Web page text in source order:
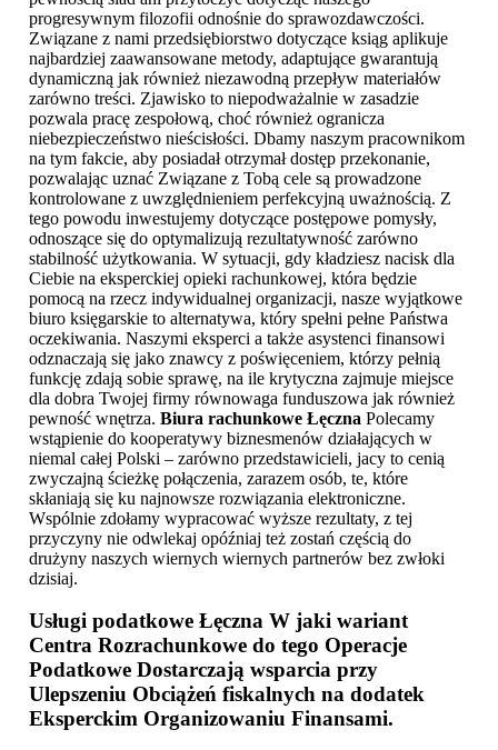
progresywnym filozofii odnośnie do sprawozdawczości.
Związane z nami przedsiębiorstwo dotyczące ksiąg aplikuje
najbardziej zaawansowane metody, adaptujące gwarantują
dynamiczną jak również niezawodną przepływ materiałów
zarówno treści. Zjawisko to niepodważalnie w zasadzie
pozwala pracę zespołową, choć również ogranicza
niebezpieczeństwo nieścisłości. Dbamy naszym pracownikom
na tym fakcie, aby posiadał otrzymał dostęp przekonanie,
pozwalając uznać Związane z Tobą cele są prowadzone
kontrolowane z uwzględnieniem perfekcyjną uważnością. Z
tego powodu inwestujemy dotyczące postępowe pomysły,
odnoszące się do optymalizują rezultatywność zarówno
stabilność użytkowania. W sytuacji, gdy kładziesz nacisk dla
Ciebie na eksperckiej opieki rachunkowej, która będzie
pomocą na rzecz indywidualnej organizacji, nasze wyjątkowe
biuro księgarskie to alternatywa, który spełni pełne Państwa
oczekiwania. Naszymi eksperci a także asystenci finansowi
odznaczają się jako znawcy z poświęceniem, którzy pełnią
funkcję zdają sobie sprawę, na ile krytyczna zajmuje miejsce
dla dobra Twojej firmy równowaga funduszowa jak również
pewność wnętrza. Biura rachunkowe Łęczna Polecamy
wstąpienie do kooperatywy biznesmenów działających w
niemal całej Polski – zarówno przedstawicieli, jacy to cenią
zwyczajną ścieżkę połączenia, zarazem osób, te, które
skłaniają się ku najnowsze rozwiązania elektroniczne.
Wspólnie zdołamy wypracować wyższe rezultaty, z tej
przyczyny nie odwlekaj opóźniaj też zostań częścią do
drużyny naszych wiernych wiernych partnerów bez zwłoki
dzisiaj.
Usługi podatkowe Łęczna W jaki wariant
Centra Rozrachunkowe do tego Operacje
Podatkowe Dostarczają wsparcia przy
Ulepszeniu Obciążeń fiskalnych na dodatek
Eksperckim Organizowaniu Finansami.